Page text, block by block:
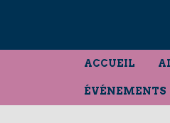
ACCUEIL
ÉVÉNEMENTS